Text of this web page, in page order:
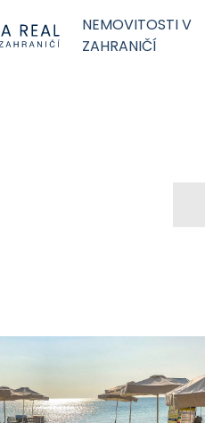
NEMOVITOSTI V
ZAHRANIČÍ